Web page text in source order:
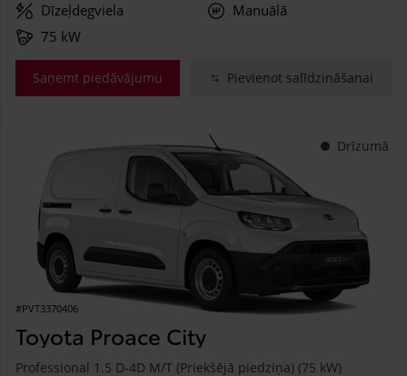
Dīzeļdegviela
Manuālā
75 kW
Saņemt piedāvājumu Pievienot salīdzināšanai
Drīzumā
#PVT3370406
Toyota Proace City
Professional 1.5 D-4D M/T (Priekšējā piedziņa) (75 kW)